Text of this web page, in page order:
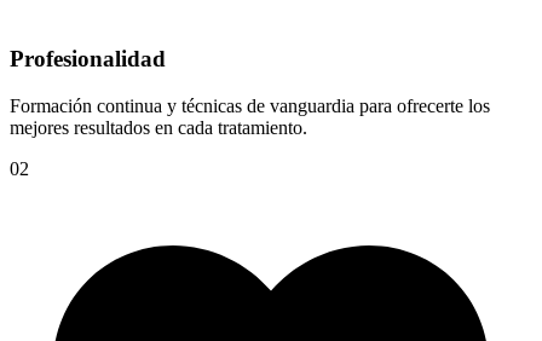
Profesionalidad
Formación continua y técnicas de vanguardia para ofrecerte los
mejores resultados en cada tratamiento.
02